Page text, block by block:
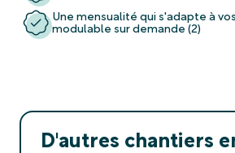
Une mensualité qui s'adapte à
modulable sur demande (2)
D'autres chantiers